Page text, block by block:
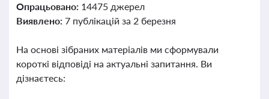
Опрацьовано: 14475 джерел
Виявлено: 7 публікацій за 2 березня
На основі зібраних матеріалів ми сформували
короткі відповіді на актуальні запитання. Ви
дізнаєтесь: